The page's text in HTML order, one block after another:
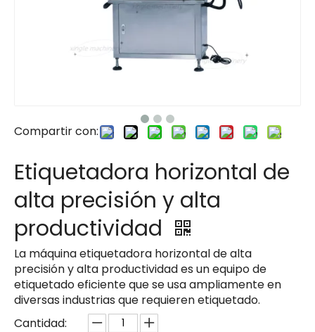
Compartir con:
Etiquetadora horizontal de
alta precisión y alta
productividad
La máquina etiquetadora horizontal de alta
precisión y alta productividad es un equipo de
etiquetado eficiente que se usa ampliamente en
diversas industrias que requieren etiquetado.
Cantidad: